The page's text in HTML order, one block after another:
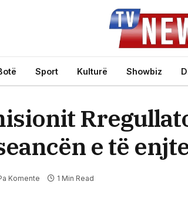
Sport Kulturë Showbiz
e të
Komente 1 Min Read